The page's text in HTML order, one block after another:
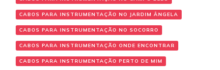
CABOS PARA INSTRUMENTAÇÃO NO JARDIM ÂNGELA
CABOS PARA INSTRUMENTAÇÃO NO SOCORRO
CABOS PARA INSTRUMENTAÇÃO ONDE ENCONTRAR
CABOS PARA INSTRUMENTAÇÃO PERTO DE MIM